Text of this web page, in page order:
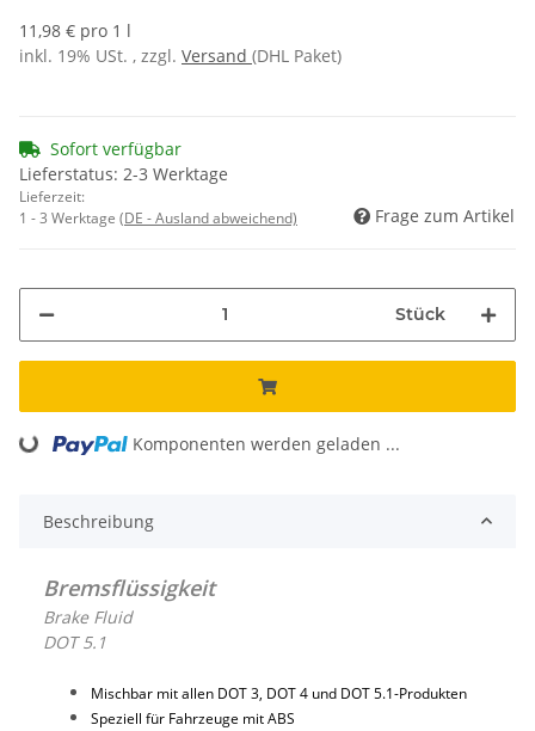
11,98 € pro 1 l
inkl. 19% USt. , zzgl. Versand (DHL Paket)
Sofort verfügbar
Lieferstatus: 2-3 Werktage
Lieferzeit:
1 - 3 Werktage (DE - Ausland abweichend) Frage zum Artikel
Stück
Loading... Komponenten werden geladen ...
Beschreibung
Bremsflüssigkeit
Brake Fluid
DOT 5.1
Mischbar mit allen DOT 3, DOT 4 und DOT 5.1-Produkten
Speziell für Fahrzeuge mit ABS